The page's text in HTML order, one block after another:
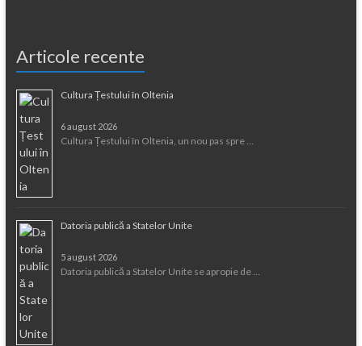
Articole recente
Cultura Țestului în Oltenia
6 august 2026
Cultura Țestului în Oltenia, un nou pas spre …
Datoria publică a Statelor Unite
5 august 2026
Datoria publică a Statelor Unite se apropie de …